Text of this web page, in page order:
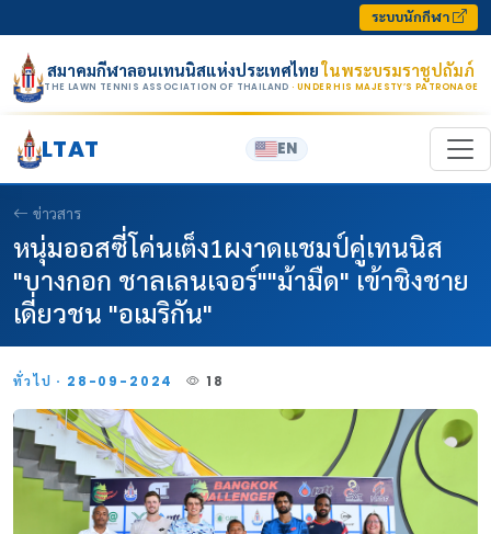
ระบบนักกีฬา
สมาคมกีฬาลอนเทนนิสแห่งประเทศไทยในพระบรมราชูปถัมภ์
THE LAWN TENNIS ASSOCIATION OF THAILAND · UNDER HIS MAJESTY’S PATRONAGE
LTAT EN
ข่าวสาร
หนุ่มออสซี่โค่นเต็ง1ผงาดแชมป์คู่เทนนิส
"บางกอก ชาลเลนเจอร์""ม้ามืด" เข้าชิงชาย
เดี่ยวชน "อเมริกัน"
ทั่วไป · 28-09-2024 18